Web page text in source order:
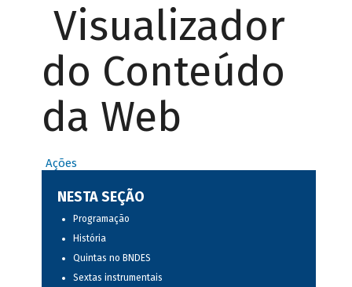
Visualizador
do Conteúdo
da Web
Ações
NESTA SEÇÃO
Programação
História
Quintas no BNDES
Sextas instrumentais